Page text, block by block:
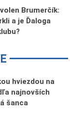
Brumerčík:
a je Ďaloga
hviezdou na
najnovších
šanca